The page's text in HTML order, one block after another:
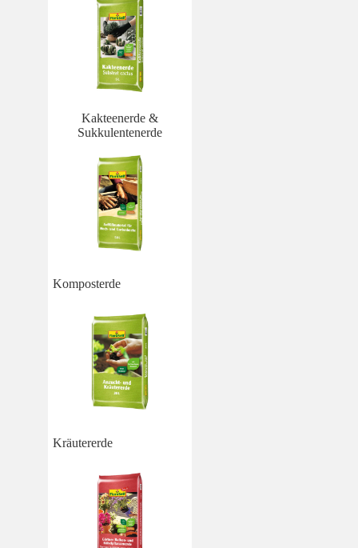
Kakteenerde &
Sukkulentenerde
Komposterde
Kräutererde